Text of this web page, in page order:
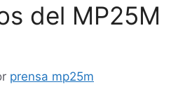
del MP25M
prensa mp25m